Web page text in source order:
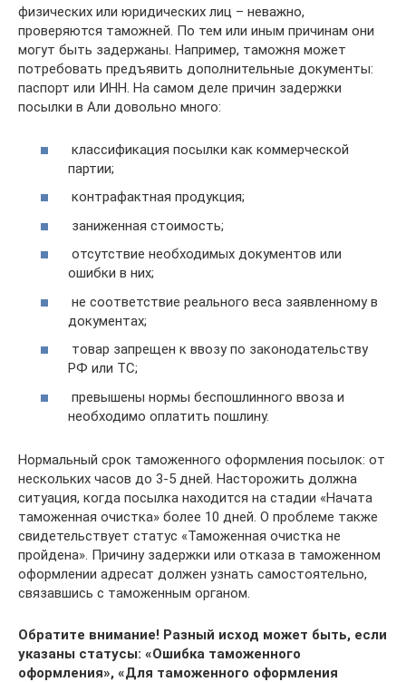
физических или юридических лиц – неважно,
проверяются таможней. По тем или иным причинам они
могут быть задержаны. Например, таможня может
потребовать предъявить дополнительные документы:
паспорт или ИНН. На самом деле причин задержки
посылки в Али довольно много:
классификация посылки как коммерческой
партии;
контрафактная продукция;
заниженная стоимость;
отсутствие необходимых документов или
ошибки в них;
не соответствие реального веса заявленному в
документах;
товар запрещен к ввозу по законодательству
РФ или ТС;
превышены нормы беспошлинного ввоза и
необходимо оплатить пошлину.
Нормальный срок таможенного оформления посылок: от
нескольких часов до 3-5 дней. Насторожить должна
ситуация, когда посылка находится на стадии «Начата
таможенная очистка» более 10 дней. О проблеме также
свидетельствует статус «Таможенная очистка не
пройдена». Причину задержки или отказа в таможенном
оформлении адресат должен узнать самостоятельно,
связавшись с таможенным органом.
Обратите внимание! Разный исход может быть, если
указаны статусы: «Ошибка таможенного
оформления», «Для таможенного оформления